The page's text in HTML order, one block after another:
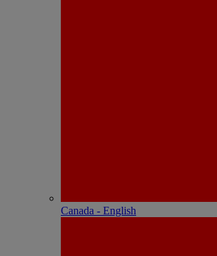
Canada - English